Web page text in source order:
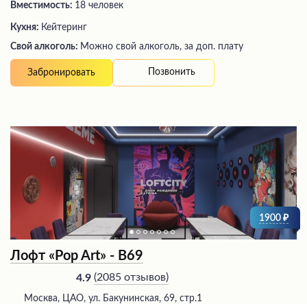
Вместимость: 18 человек
Кухня: Кейтеринг
Свой алкоголь: Можно свой алкоголь, за доп. плату
Забронировать Позвонить
1900
Лофт «Pop Art» - В69
4.9 (2085 отзывов)
Москва, ЦАО, ул. Бакунинская, 69, стр.1